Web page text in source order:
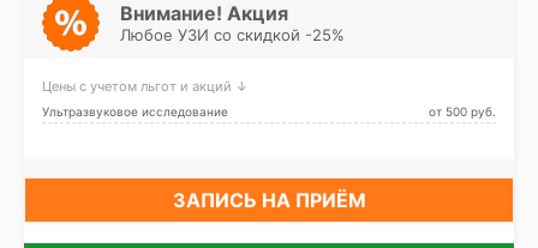
Мужества, Политехническая,
Проспект Просвещения,
Внимание! Акция
Любое УЗИ со скидкой -25%
Цены с учетом льгот и акций ↓
Ультразвуковое исследование от 500 pуб.
ЗАПИСЬ НА ПРИЁМ